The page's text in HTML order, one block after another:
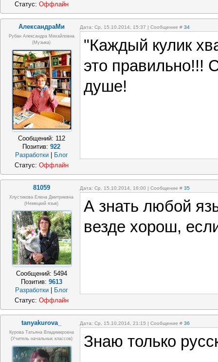
Статус: Оффлайн
АлександраМи Дата: Ср, 15.10.2014, 15:37 | Сообщение # 34
Рубан Александра Михайловна
(Музыка)
Сообщений: 112
Позитив:922
Разработки
Блог
"Каждый кулик
это правильно!!!
душе!
Статус: Оффлайн
81059 Дата: Ср, 15.10.2014, 16:00 | Сообщение # 35
Хлустикова Елена Дмитриевна
(немецкий язык)
Сообщений: 5494
Позитив: 9613
Разработки
Блог
А знать любой
везде хорош,
Статус: Оффлайн
tanyakurova_ Дата: Ср, 15.10.2014, 21:15 | Сообщение # 36
Курова Татьяна Владимировна
(учитель начальных классов)
Знаю только